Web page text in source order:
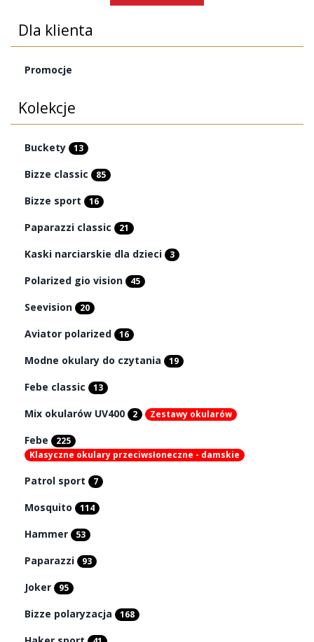
Dla klienta
Promocje
Kolekcje
Buckety 13
Bizze classic 85
Bizze sport 16
Paparazzi classic 21
Kaski narciarskie dla dzieci 3
Polarized gio vision 45
Seevision 20
Aviator polarized 16
Modne okulary do czytania 19
Febe classic 13
Mix okularów UV400 2 Zestawy okularów
Febe
225
Klasyczne okulary przeciwsłoneczne - damskie
Patrol sport 7
Mosquito 114
Hammer 53
Paparazzi 93
Joker 95
Bizze polaryzacja 168